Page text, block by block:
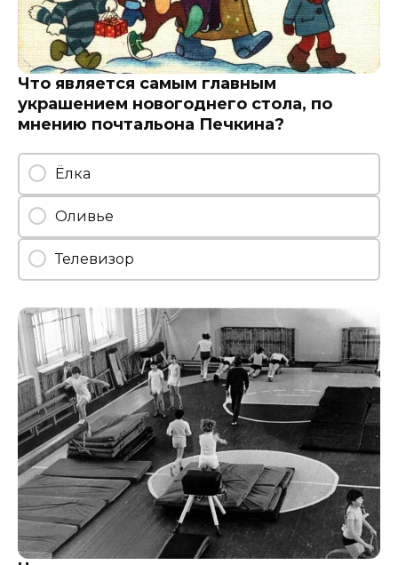
Что является самым главным
украшением новогоднего стола, по
мнению почтальона Печкина?
Ёлка
Оливье
Телевизор